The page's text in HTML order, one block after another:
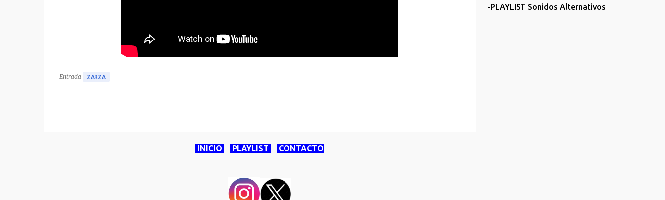
Entrada ZARZA
INICIO PLAYLIST CONTACTO
-PLAYLIST Sonidos Alternativos